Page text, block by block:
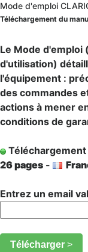
Mode d'emploi
Téléchargement du
Le Mode d'emploi
d'utilisation)
l'équipement :
des commandes
actions à mener
conditions de
26 pages -
Entrez un email
Télécharger >